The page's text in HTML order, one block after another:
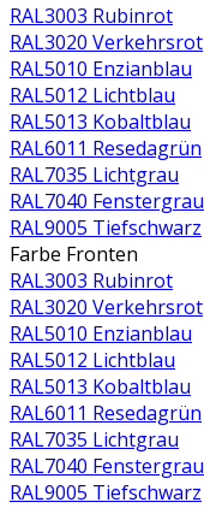
RAL3003 Rubinrot
RAL3020 Verkehrsrot
RAL5010 Enzianblau
RAL5012 Lichtblau
RAL5013 Kobaltblau
RAL6011 Resedagrün
RAL7035 Lichtgrau
RAL7040 Fenstergrau
RAL9005 Tiefschwarz
Farbe Fronten
RAL3003 Rubinrot
RAL3020 Verkehrsrot
RAL5010 Enzianblau
RAL5012 Lichtblau
RAL5013 Kobaltblau
RAL6011 Resedagrün
RAL7035 Lichtgrau
RAL7040 Fenstergrau
RAL9005 Tiefschwarz